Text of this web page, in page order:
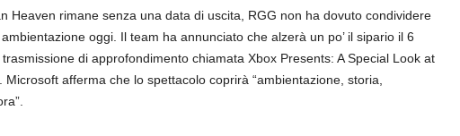
Heaven rimane senza una data di uscita, RGG non ha dovuto condividere
oggi. Il team ha annunciato che alzerà un po’ il sipario il 6
di approfondimento chiamata Xbox Presents: A Special Look at
afferma che lo spettacolo coprirà “ambientazione, storia,